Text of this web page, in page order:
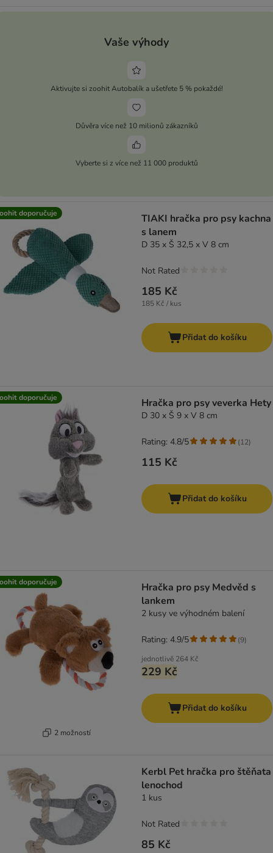
Vaše výhody
Aktivujte si zoohit Autobalík a ušetřete 5 % pokaždé!
Důvěra více než 10 milionů zákazníků
Vyberte si z více než 11 000 produktů
doporučuje
TIAKI hračka pro psy kachna
s lanem
D 35 x Š 32,5 x V 8 cm
185 Kč
185 Kč / kus
Not Rated
Přidat do košíku
doporučuje Hračka pro psy veverka Hety
D 30 x Š 9 x V 8 cm
115 Kč
Rating: 4.8/5 (12)
Přidat do košíku
doporučuje
2 možností
Hračka pro psy Medvěd s
lankem
2 kusy ve výhodném balení
jednotlivě 264 Kč
229 Kč
Rating: 4.9/5 (9)
Přidat do košíku
Kerbl Pet hračka pro štěňata
lenochod
1 kus
85 Kč
Not Rated